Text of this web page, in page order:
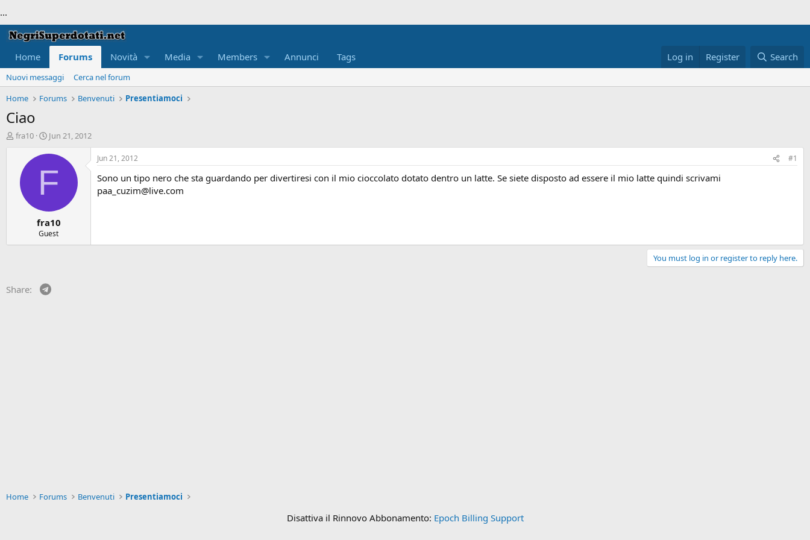
...
Home Forums Novità Media Members Annunci Tags Log in Register Search
Nuovi messaggi
Cerca nel forum
Home
Forums Benvenuti Presentiamoci
Ciao
T
t
fra10
S
a
t
e
Jun 21, 2012
F
fra10
Guest
Jun 21, 2012 #1
Sono un tipo nero che sta guardando per divertiresi con il mio cioccolato dotato dentro un latte. Se siete disposto ad essere il mio latte quindi scrivami
paa_cuzim@live.com
You must log in or register to reply here.
Share:
Home Forums Benvenuti Presentiamoci
Disattiva il Rinnovo Abbonamento: Epoch Billing Support